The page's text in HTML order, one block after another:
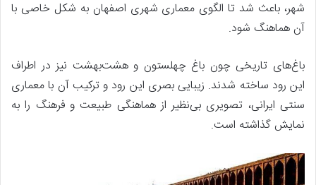
شهر، باعث شد تا الگوی معماری شهری اصفهان به شکل خاصی با
آن هماهنگ شود.
باغ‌های تاریخی چون باغ چهلستون و هشت‌بهشت نیز در اطراف
این رود ساخته شدند. زیبایی بصری این رود و ترکیب آن با معماری
سنتی ایرانی، تصویری بی‌نظیر از هماهنگی طبیعت و فرهنگ را به
نمایش گذاشته است.